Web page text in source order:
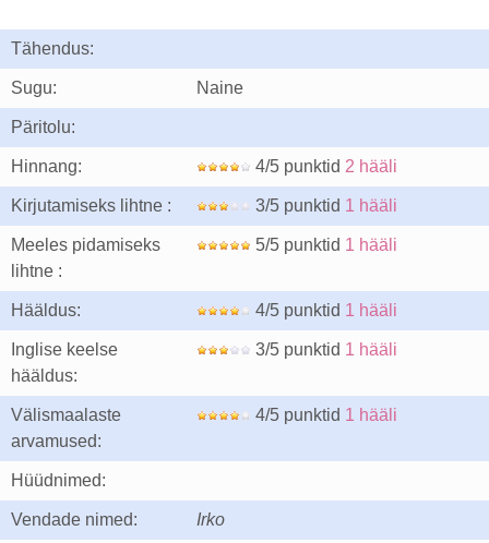
Tähendus:
Sugu: Naine
Päritolu:
Hinnang: 4/5 punktid 2 hääli
Kirjutamiseks lihtne : 3/5 punktid 1 hääli
Meeles pidamiseks
lihtne :
5/5 punktid 1 hääli
Hääldus: 4/5 punktid 1 hääli
Inglise keelse
hääldus:
3/5 punktid 1 hääli
Välismaalaste
arvamused:
4/5 punktid 1 hääli
Hüüdnimed:
Vendade nimed: Irko